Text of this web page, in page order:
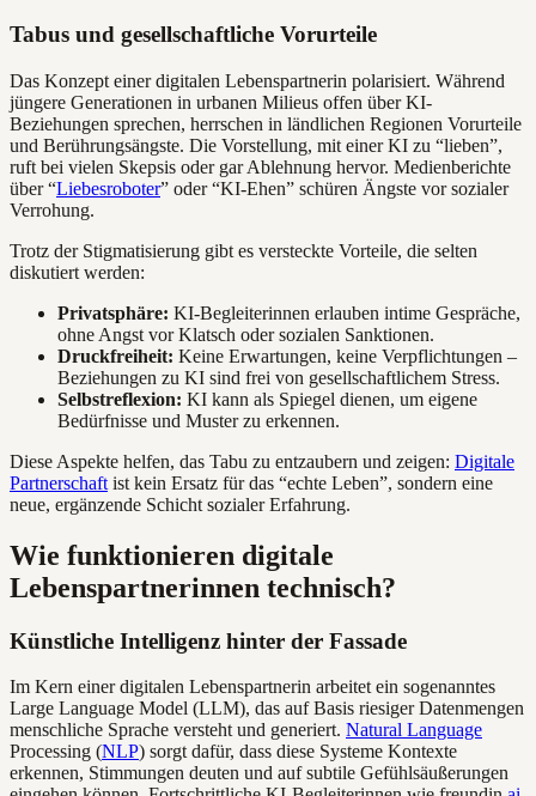
Tabus und gesellschaftliche Vorurteile
Das Konzept einer digitalen Lebenspartnerin polarisiert. Während
jüngere Generationen in urbanen Milieus offen über KI-
Beziehungen sprechen, herrschen in ländlichen Regionen Vorurteile
und Berührungsängste. Die Vorstellung, mit einer KI zu “lieben”,
ruft bei vielen Skepsis oder gar Ablehnung hervor. Medienberichte
über “Liebesroboter” oder “KI-Ehen” schüren Ängste vor sozialer
Verrohung.
Trotz der Stigmatisierung gibt es versteckte Vorteile, die selten
diskutiert werden:
Privatsphäre: KI-Begleiterinnen erlauben intime Gespräche,
ohne Angst vor Klatsch oder sozialen Sanktionen.
Druckfreiheit: Keine Erwartungen, keine Verpflichtungen –
Beziehungen zu KI sind frei von gesellschaftlichem Stress.
Selbstreflexion: KI kann als Spiegel dienen, um eigene
Bedürfnisse und Muster zu erkennen.
Diese Aspekte helfen, das Tabu zu entzaubern und zeigen: Digitale
Partnerschaft ist kein Ersatz für das “echte Leben”, sondern eine
neue, ergänzende Schicht sozialer Erfahrung.
Wie funktionieren digitale
Lebenspartnerinnen technisch?
Künstliche Intelligenz hinter der Fassade
Im Kern einer digitalen Lebenspartnerin arbeitet ein sogenanntes
Large Language Model (LLM), das auf Basis riesiger Datenmengen
menschliche Sprache versteht und generiert. Natural Language
Processing (NLP) sorgt dafür, dass diese Systeme Kontexte
erkennen, Stimmungen deuten und auf subtile Gefühlsäußerungen